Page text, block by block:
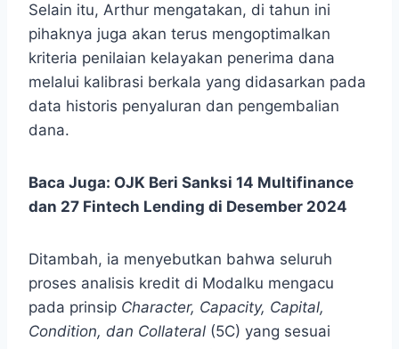
Selain itu, Arthur mengatakan, di tahun ini
pihaknya juga akan terus mengoptimalkan
kriteria penilaian kelayakan penerima dana
melalui kalibrasi berkala yang didasarkan pada
data historis penyaluran dan pengembalian
dana.
Baca Juga: OJK Beri Sanksi 14 Multifinance
dan 27 Fintech Lending di Desember 2024
Ditambah, ia menyebutkan bahwa seluruh
proses analisis kredit di Modalku mengacu
pada prinsip Character, Capacity, Capital,
Condition, dan Collateral (5C) yang sesuai